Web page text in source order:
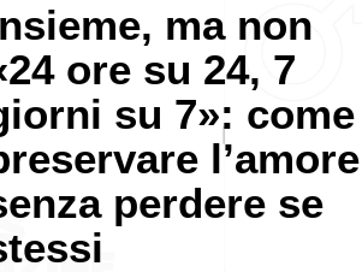
ma non
ore su 24, 7
su 7»: come
l’amore
perdere se